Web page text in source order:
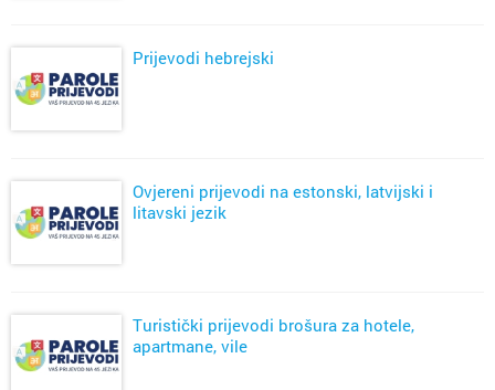
Prijevodi hebrejski
Ovjereni prijevodi na estonski, latvijski i
litavski jezik
Turistički prijevodi brošura za hotele,
apartmane, vile